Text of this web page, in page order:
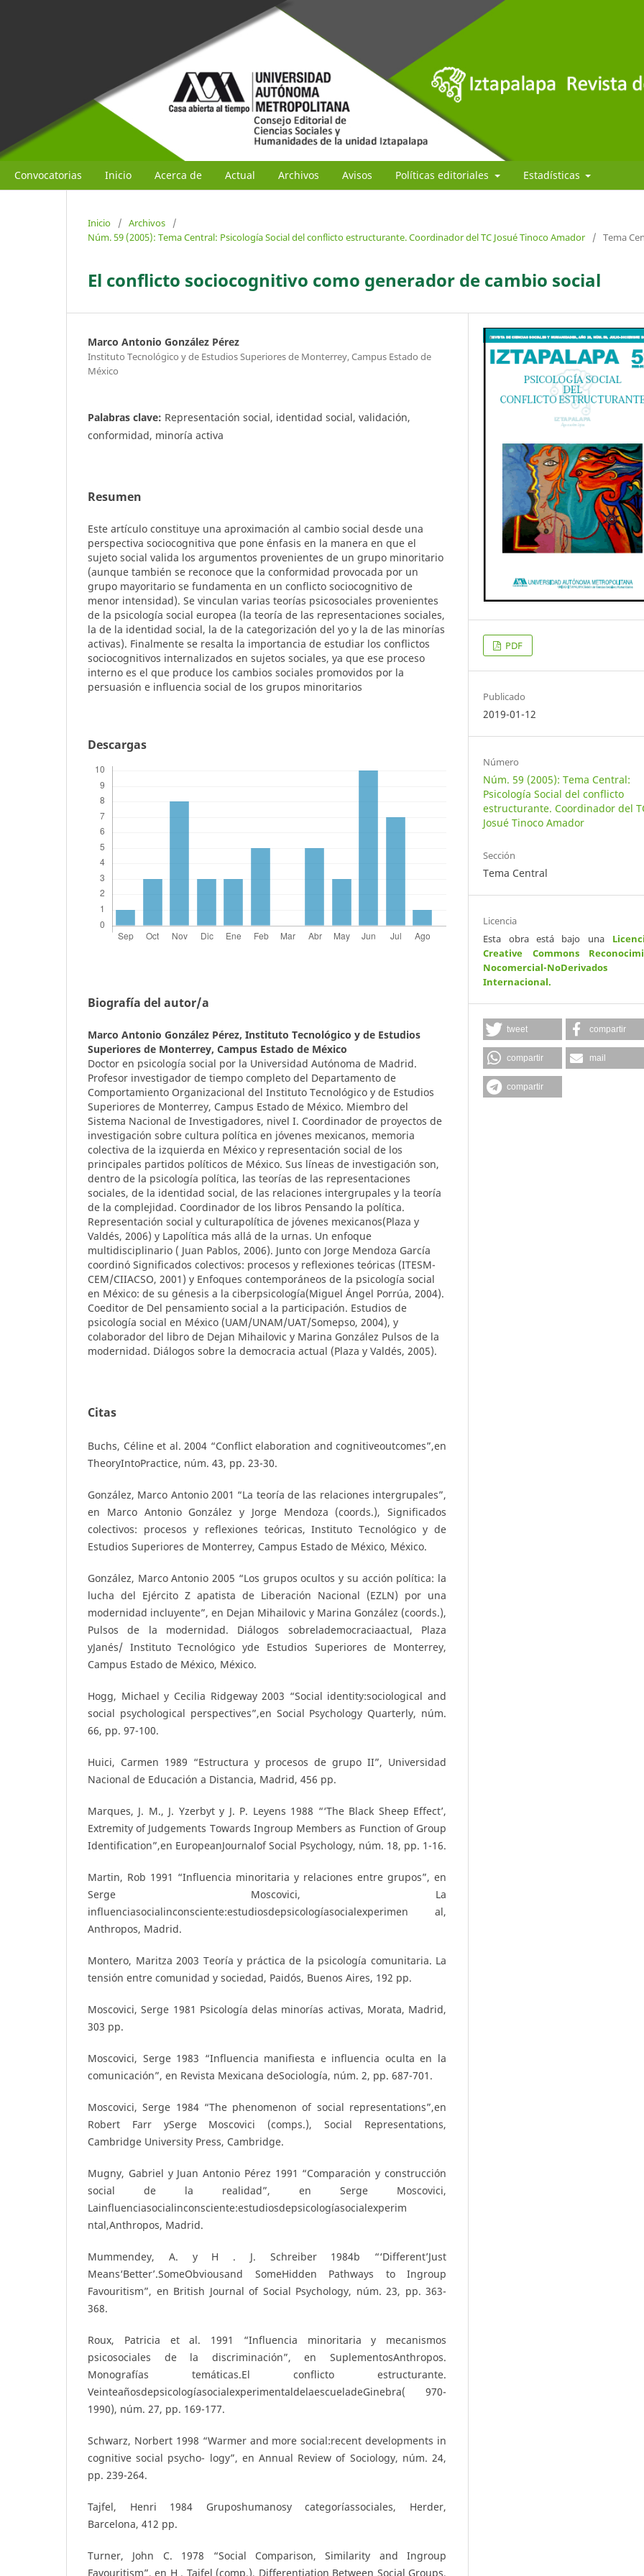
Convocatorias Inicio Acerca de Actual Archivos Avisos Políticas editoriales Estadísticas
Inicio / Archivos
/
Núm. 59 (2005): Tema Central: Psicología Social del conflicto estructurante. Coordinador del TC Josué Tinoco Amador
/ Tema
El conflicto sociocognitivo como generador de cambio social
Marco Antonio González Pérez
Instituto Tecnológico y de Estudios Superiores de Monterrey, Campus Estado de
México
Palabras clave: Representación social, identidad social, validación,
conformidad, minoría activa
Resumen
Este artículo constituye una aproximación al cambio social desde una
perspectiva sociocognitiva que pone énfasis en la manera en que el
sujeto social valida los argumentos provenientes de un grupo minoritario
(aunque también se reconoce que la conformidad provocada por un
grupo mayoritario se fundamenta en un conflicto sociocognitivo de
menor intensidad). Se vinculan varias teorías psicosociales provenientes
de la psicología social europea (la teoría de las representaciones sociales,
la de la identidad social, la de la categorización del yo y la de las minorías
activas). Finalmente se resalta la importancia de estudiar los conflictos
sociocognitivos internalizados en sujetos sociales, ya que ese proceso
interno es el que produce los cambios sociales promovidos por la
persuasión e influencia social de los grupos minoritarios
Descargas
Biografía del autor/a
Marco Antonio González Pérez, Instituto Tecnológico y de Estudios
Superiores de Monterrey, Campus Estado de México
Doctor en psicología social por la Universidad Autónoma de Madrid.
Profesor investigador de tiempo completo del Departamento de
Comportamiento Organizacional del Instituto Tecnológico y de Estudios
Superiores de Monterrey, Campus Estado de México. Miembro del
Sistema Nacional de Investigadores, nivel I. Coordinador de proyectos de
investigación sobre cultura política en jóvenes mexicanos, memoria
colectiva de la izquierda en México y representación social de los
principales partidos políticos de México. Sus líneas de investigación son,
dentro de la psicología política, las teorías de las representaciones
sociales, de la identidad social, de las relaciones intergrupales y la teoría
de la complejidad. Coordinador de los libros Pensando la política.
Representación social y culturapolítica de jóvenes mexicanos(Plaza y
Valdés, 2006) y Lapolítica más allá de la urnas. Un enfoque
multidisciplinario ( Juan Pablos, 2006). Junto con Jorge Mendoza García
coordinó Significados colectivos: procesos y reflexiones teóricas (ITESM-
CEM/CIIACSO, 2001) y Enfoques contemporáneos de la psicología social
en México: de su génesis a la ciberpsicología(Miguel Ángel Porrúa, 2004).
Coeditor de Del pensamiento social a la participación. Estudios de
psicología social en México (UAM/UNAM/UAT/Somepso, 2004), y
colaborador del libro de Dejan Mihailovic y Marina González Pulsos de la
modernidad. Diálogos sobre la democracia actual (Plaza y Valdés, 2005).
Citas
Buchs, Céline et al. 2004 “Conflict elaboration and cognitiveoutcomes”,en
TheoryIntoPractice, núm. 43, pp. 23-30.
González, Marco Antonio 2001 “La teoría de las relaciones intergrupales”,
en Marco Antonio González y Jorge Mendoza (coords.), Significados
colectivos: procesos y reflexiones teóricas, Instituto Tecnológico y de
Estudios Superiores de Monterrey, Campus Estado de México, México.
González, Marco Antonio 2005 “Los grupos ocultos y su acción política: la
lucha del Ejército Z apatista de Liberación Nacional (EZLN) por una
modernidad incluyente”, en Dejan Mihailovic y Marina González (coords.),
Pulsos de la modernidad. Diálogos sobrelademocraciaactual, Plaza
yJanés/ Instituto Tecnológico yde Estudios Superiores de Monterrey,
Campus Estado de México, México.
Hogg, Michael y Cecilia Ridgeway 2003 “Social identity:sociological and
social psychological perspectives”,en Social Psychology Quarterly, núm.
66, pp. 97-100.
Huici, Carmen 1989 “Estructura y procesos de grupo II”, Universidad
Nacional de Educación a Distancia, Madrid, 456 pp.
Marques, J. M., J. Yzerbyt y J. P. Leyens 1988 “‘The Black Sheep Effect’,
Extremity of Judgements Towards Ingroup Members as Function of Group
Identification”,en EuropeanJournalof Social Psychology, núm. 18, pp. 1-16.
Martin, Rob 1991 “Influencia minoritaria y relaciones entre grupos”, en
Serge Moscovici, La
influenciasocialinconsciente:estudiosdepsicologíasocialexperimen al,
Anthropos, Madrid.
Montero, Maritza 2003 Teoría y práctica de la psicología comunitaria. La
tensión entre comunidad y sociedad, Paidós, Buenos Aires, 192 pp.
Moscovici, Serge 1981 Psicología delas minorías activas, Morata, Madrid,
303 pp.
Moscovici, Serge 1983 “Influencia manifiesta e influencia oculta en la
comunicación”, en Revista Mexicana deSociología, núm. 2, pp. 687-701.
Moscovici, Serge 1984 “The phenomenon of social representations”,en
Robert Farr ySerge Moscovici (comps.), Social Representations,
Cambridge University Press, Cambridge.
Mugny, Gabriel y Juan Antonio Pérez 1991 “Comparación y construcción
social de la realidad”, en Serge Moscovici,
Lainfluenciasocialinconsciente:estudiosdepsicologíasocialexperim
ntal,Anthropos, Madrid.
Mummendey, A. y H . J. Schreiber 1984b “‘Different’Just
Means‘Better’.SomeObviousand SomeHidden Pathways to Ingroup
Favouritism”, en British Journal of Social Psychology, núm. 23, pp. 363-
368.
Roux, Patricia et al. 1991 “Influencia minoritaria y mecanismos
psicosociales de la discriminación”, en SuplementosAnthropos.
Monografías temáticas.El conflicto estructurante.
VeinteañosdepsicologíasocialexperimentaldelaescueladeGinebra( 970-
1990), núm. 27, pp. 169-177.
Schwarz, Norbert 1998 “Warmer and more social:recent developments in
cognitive social psycho- logy”, en Annual Review of Sociology, núm. 24,
pp. 239-264.
Tajfel, Henri 1984 Gruposhumanosy categoríassociales, Herder,
Barcelona, 412 pp.
Turner, John C. 1978 “Social Comparison, Similarity and Ingroup
Favouritism”, en H . Tajfel (comp.), Differentiation Between Social Groups,
PDF
Publicado
2019-01-12
Número
Núm. 59 (2005): Tema Central:
Psicología Social del conflicto
estructurante. Coordinador del
Josué Tinoco Amador
Sección
Tema Central
Licencia
Esta obra está bajo una
Creative Commons
Nocomercial-
Internacional.
tweet compartir
compartir mail
compartir